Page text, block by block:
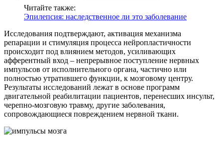
Читайте также:
Эпилепсия: наследственное ли это заболевание
Исследования подтверждают, активация механизма
репарации и стимуляция процесса нейропластичности
происходит под влиянием методов, усиливающих
афферентный вход – непрерывное поступление нервных
импульсов от исполнительного органа, частично или
полностью утратившего функции, к мозговому центру.
Результаты исследований лежат в основе программ
двигательной реабилитации пациентов, перенесших инсульт,
черепно-мозговую травму, другие заболевания,
сопровождающиеся повреждением нервной ткани.